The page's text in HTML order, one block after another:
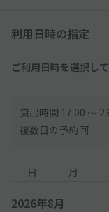
駐車場は一切責任を
◆当駐車場には利用
途、超過料金をお支
時間制限のある駐車
きます。
0まで出庫はできませ
利用日時の指定
ご利用日時を選択し
貸出時間 17:00 〜
複数日の予約 可
日 月
2026年8月